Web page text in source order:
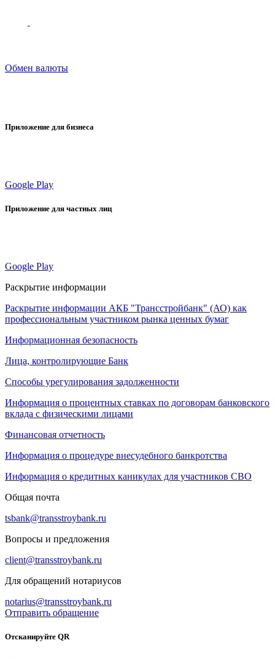
Обмен валюты
Приложение для бизнеса
Google Play
Приложение для частных лиц
Google Play
Раскрытие информации
Раскрытие информации АКБ "Трансстройбанк" (АО) как
профессиональным участником рынка ценных бумаг
Информационная безопасность
Лица, контролирующие Банк
Способы урегулирования задолженности
Информация о процентных ставках по договорам банковского
вклада с физическими лицами
Финансовая отчетность
Информация о процедуре внесудебного банкротства
Информация о кредитных каникулах для участников СВО
Общая почта
tsbank@transstroybank.ru
Вопросы и предложения
client@transstroybank.ru
Для обращений нотариусов
notarius@transstroybank.ru
Отправить обращение
Отсканируйте QR